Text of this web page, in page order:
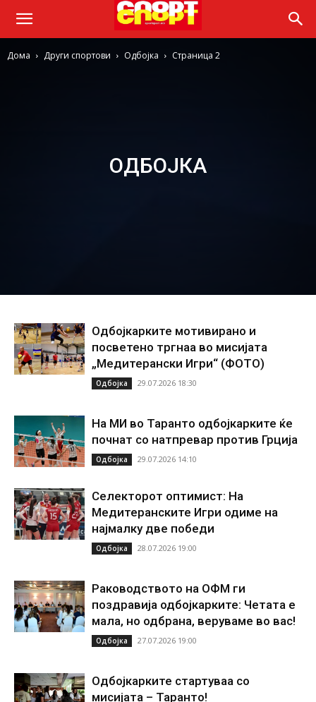
Дома Други спортови Одбојка Страница 2
ОДБОЈКА
Одбојкарките мотивирано и
посветено тргнаа во мисијата
„Медитерански Игри“ (ФОТО)
Одбојка 29.07.2026 18:30
На МИ во Таранто одбојкарките ќе
почнат со натпревар против Грција
Одбојка 29.07.2026 14:10
Селекторот оптимист: На
Медитеранските Игри одиме на
најмалку две победи
Одбојка 28.07.2026 19:00
Раководството на ОФМ ги
поздравија одбојкарките: Четата е
мала, но одбрана, веруваме во вас!
Одбојка 27.07.2026 19:00
Одбојкарките стартуваа со
мисијата – Таранто!